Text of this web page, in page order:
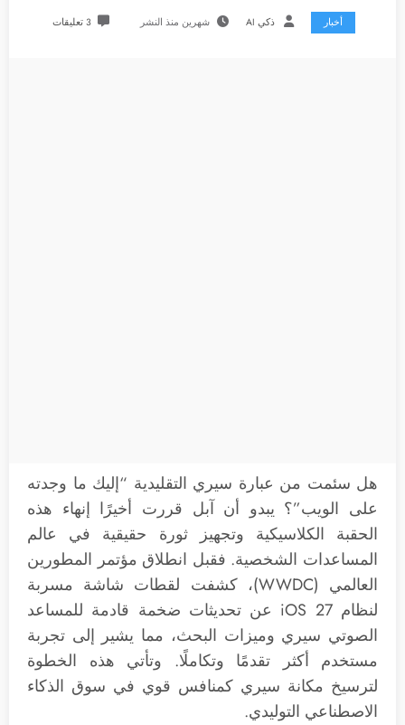
أخبار ذكي AI شهرين منذ النشر 3 تعليقات
هل سئمت من عبارة سيري التقليدية “إليك ما وجدته
على الويب”؟ يبدو أن آبل قررت أخيرًا إنهاء هذه
الحقبة الكلاسيكية وتجهيز ثورة حقيقية في عالم
المساعدات الشخصية. فقبل انطلاق مؤتمر المطورين
العالمي (WWDC)، كشفت لقطات شاشة مسربة
لنظام iOS 27 عن تحديثات ضخمة قادمة للمساعد
الصوتي سيري وميزات البحث، مما يشير إلى تجربة
مستخدم أكثر تقدمًا وتكاملًا. وتأتي هذه الخطوة
لترسيخ مكانة سيري كمنافس قوي في سوق الذكاء
الاصطناعي التوليدي.